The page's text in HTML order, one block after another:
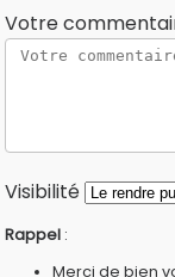
Votre
Visibilité
Rappel :
Merci de bien